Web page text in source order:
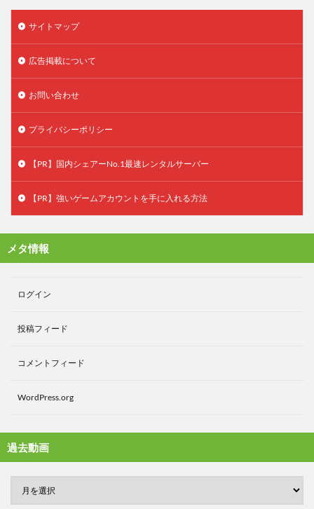
サイトマップ
広告掲載について
お問い合わせ
プライバシーポリシー
【PR】国内シェアーNo.1最速レンタルサーバー
【PR】強いゲームアカウントを手に入れる方法
メタ情報
ログイン
投稿フィード
コメントフィード
WordPress.org
過去動画